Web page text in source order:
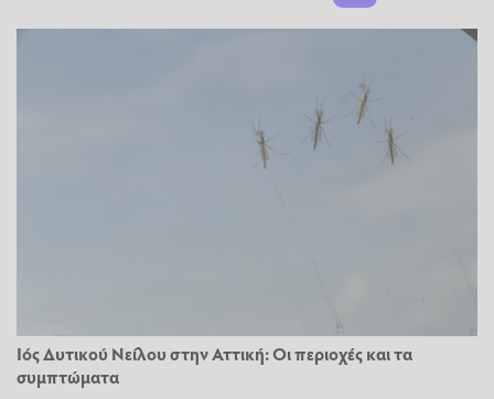
Ιός Δυτικού Νείλου στην Αττική: Οι περιοχές και τα
συμπτώματα